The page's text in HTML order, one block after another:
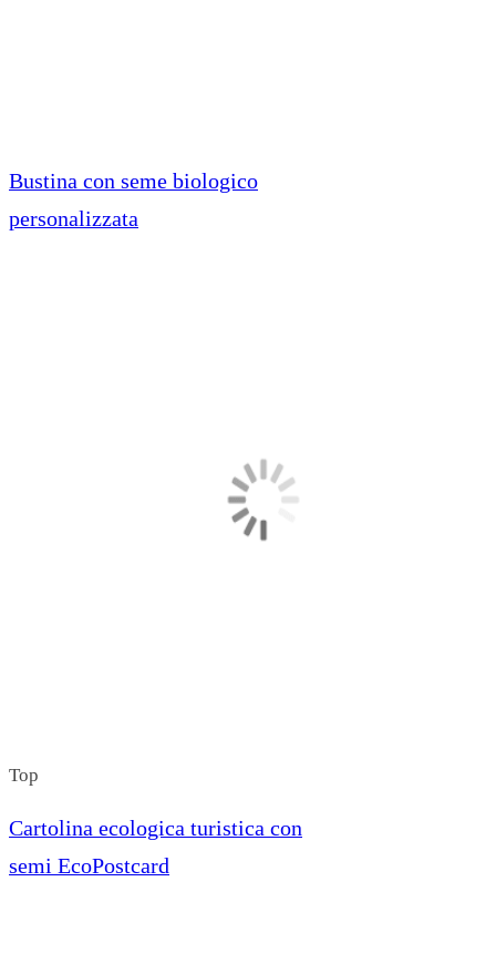
Bustina con seme biologico
personalizzata
Top
Cartolina ecologica turistica con
semi EcoPostcard